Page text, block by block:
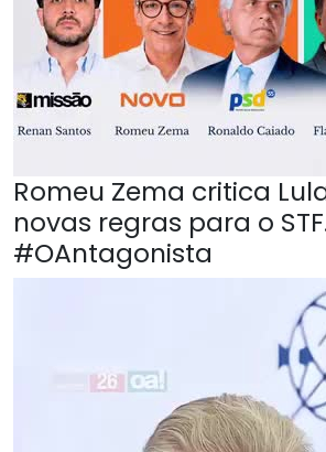
Romeu Zema critica
novas regras para o
#OAntagonista